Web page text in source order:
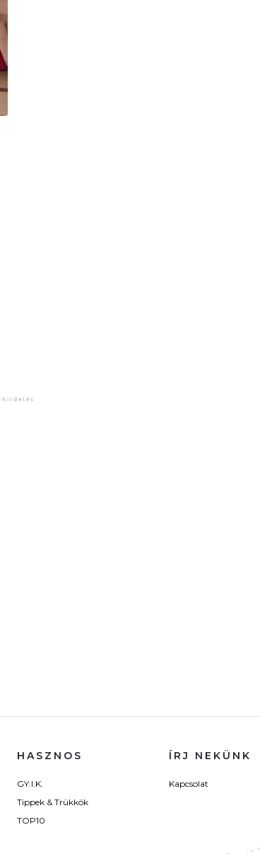
HASZNOS
GY.I.K.
Tippek & Trükkök
TOP10
ÍRJ NEKÜNK
Kapcsolat